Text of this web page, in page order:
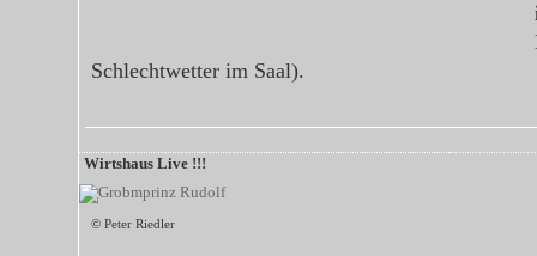
Schlechtwetter im Saal).
Wirtshaus Live !!!
© Peter Riedler